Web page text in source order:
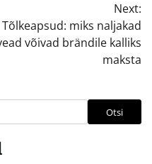
Next:
Tõlkeapsud: miks naljakad
võivad brändile kalliks
maksta
Otsi